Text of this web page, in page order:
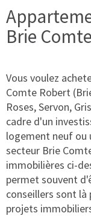
Brie
Vous voulez
Comte Robert
Roses, Servon,
cadre d'un
logement neuf ou
secteur Brie
immobilières ci-
permet souvent
conseillers sont là
projets